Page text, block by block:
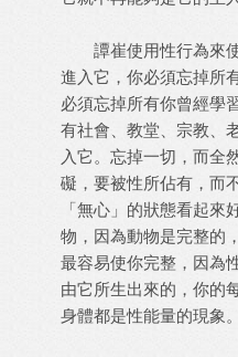
譚崔使用性行為來使
進入它，你必須忘掉所
必須忘掉所有你曾經學
有社會、教堂、宗教、
入它。忘掉一切，而全
礙，要被性所佔有，而
「無心」的狀態看起來
物，因為動物是完整的
最容易使你完整，因為
由它所生出來的，你的
身體都是性能量的現象。